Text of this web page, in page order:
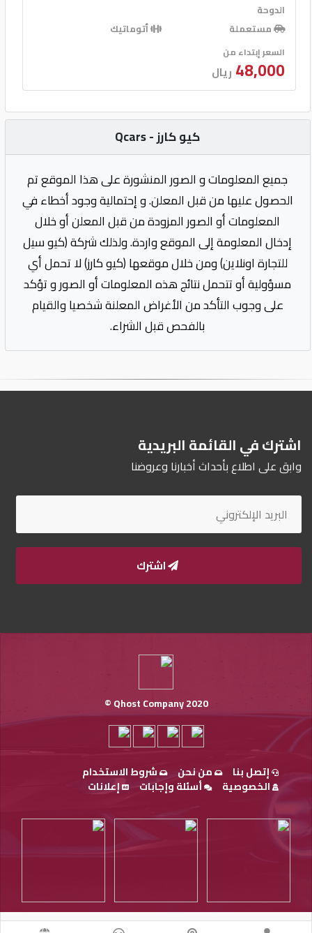
الدوحة
مستعملة
أتوماتيك
السعر إبتداء من
48,000 ريال
كيو كارز - Qcars
جميع المعلومات و الصور المنشورة على هذا الموقع تم
الحصول عليها من قبل المعلن. و إحتمالية وجود أخطاء في
المعلومات أو الصور المزودة من قبل المعلن أو خلال
إدخال المعلومة إلى الموقع واردة. ولذلك شركة (كيو سيل
للتجارة اونلاين) ومن خلال موقعها (كيو كارز) لا تحمل أي
مسؤولية أو تتحمل نتائج هذه المعلومات أو الصور و تؤكد
على وجوب التأكد من الأغراض المعلنة شخصيا والقيام
بالفحص قبل الشراء.
اشترك في القائمة البريدية
وابق على اطلاع بأحداث أخبارنا وعروضنا
اشترك
Qhost Company 2020 ©
إتصل بنا من نحن
شروط الاستخدام
الخصوصية
أسئلة وإجابات إعلانات